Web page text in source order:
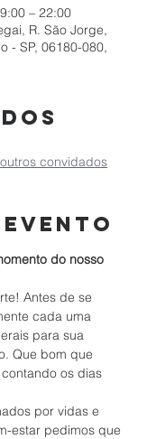
– 22:00
R. São Jorge,
- SP, 06180-080,
convidados
do nosso
Antes de se
cada uma
para sua
Que bom que
os dias
por vidas e
estar pedimos que